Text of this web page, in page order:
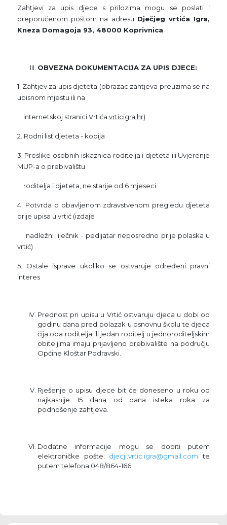
Zahtjevi za upis djece s prilozima mogu se poslati i
preporučenom poštom na adresu Dječjeg vrtića Igra,
Kneza Domagoja 93, 48000 Koprivnica.
OBVEZNA DOKUMENTACIJA ZA UPIS DJECE:
1. Zahtjev za upis djeteta (obrazac zahtjeva preuzima se na
upisnom mjestu ili na
internetskoj stranici Vrtića vrticigra.hr)
2. Rodni list djeteta - kopija
3. Preslike osobnih iskaznica roditelja i djeteta ili Uvjerenje
MUP-a o prebivalištu
roditelja i djeteta, ne starije od 6 mjeseci
4. Potvrda o obavljenom zdravstvenom pregledu djeteta
prije upisa u vrtić (izdaje
nadležni liječnik - pedijatar neposredno prije polaska u
vrtić)
5. Ostale isprave ukoliko se ostvaruje određeni pravni
interes
Prednost pri upisu u Vrtić ostvaruju djeca u dobi od
godinu dana pred polazak u osnovnu školu te djeca
čija oba roditelja ili jedan roditelj u jednoroditeljskim
obiteljima imaju prijavljeno prebivalište na području
Općine Kloštar Podravski.
Rješenje o upisu djece bit će doneseno u roku od
najkasnije 15 dana od dana isteka roka za
podnošenje zahtjeva.
Dodatne informacije mogu se dobiti putem
elektroničke pošte: djecji.vrtic.igra@gmail.com te
putem telefona 048/864-166.